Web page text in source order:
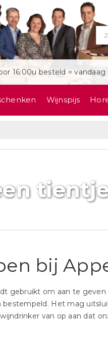
16:00u besteld =
Wijnspijs
bij
gebruikt om aan te
Het mag
van op aan dat